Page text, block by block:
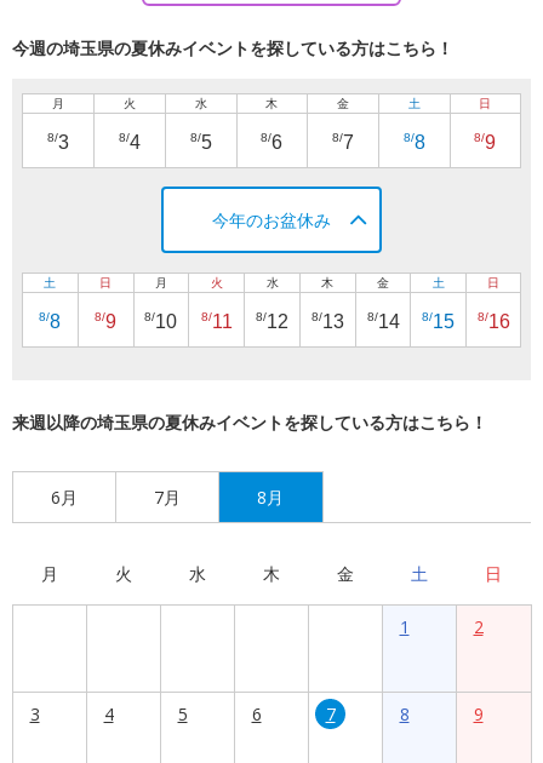
今週の埼玉県の夏休みイベントを探している方はこちら！
月
8/3
火
8/4
水
8/5
木
8/6
金
8/7
土
8/8
日
8/9
今年のお盆休み
土
8/8
日
8/9
月
8/10
火
8/11
水
8/12
木
8/13
金
8/14
土
8/15
日
8/16
来週以降の埼玉県の夏休みイベントを探している方はこちら！
6月 7月 8月
月 火 水 木 金 土 日
1 2
3 4 5 6 7 8 9